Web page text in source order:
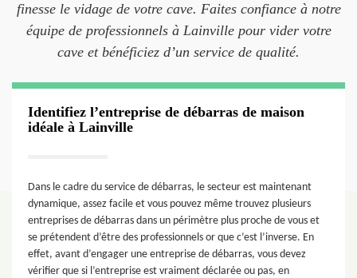
finesse le vidage de votre cave. Faites confiance à notre
équipe de professionnels à Lainville pour vider votre
cave et bénéficiez d’un service de qualité.
Identifiez l’entreprise de débarras de maison
idéale à Lainville
Dans le cadre du service de débarras, le secteur est maintenant
dynamique, assez facile et vous pouvez même trouvez plusieurs
entreprises de débarras dans un périmètre plus proche de vous et
se prétendent d’être des professionnels or que c’est l’inverse. En
effet, avant d’engager une entreprise de débarras, vous devez
vérifier que si l’entreprise est vraiment déclarée ou pas, en